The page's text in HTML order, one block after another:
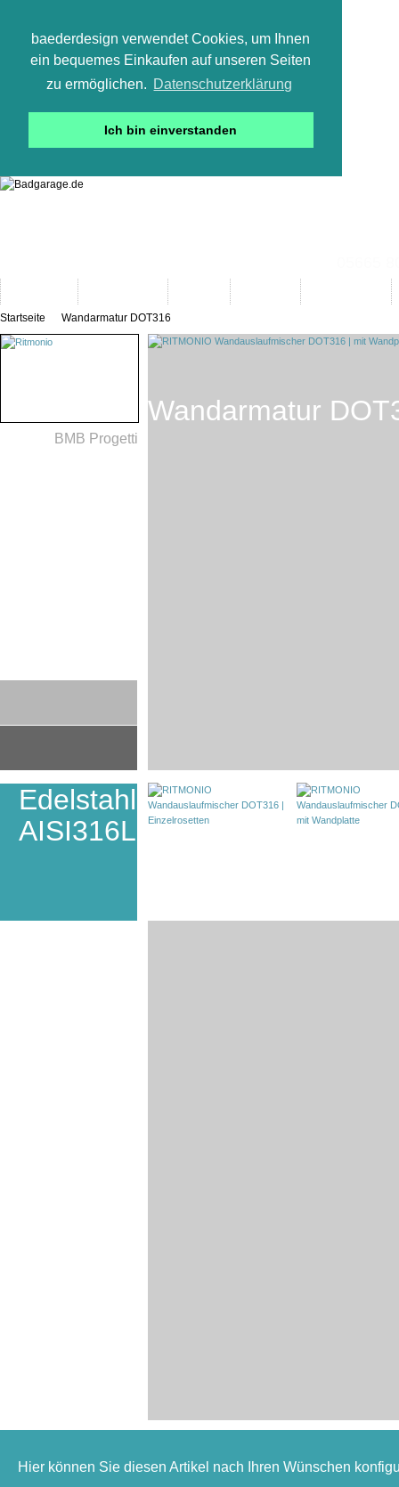
baederdesign verwendet Cookies, um Ihnen
ein bequemes Einkaufen auf unseren Seiten
zu ermöglichen. Datenschutzerklärung
Ich bin einverstanden
Startseite Wandarmatur DOT316
BMB Progetti
Edelstahl
AISI316L
Wandarmatur
Hier können Sie diesen Artikel nach Ihren Wünschen